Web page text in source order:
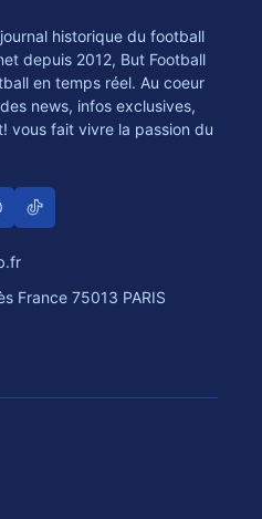
historique du football
depuis 2012, But Football
en temps réel. Au coeur
news, infos exclusives,
vous fait vivre la passion du
France 75013 PARIS